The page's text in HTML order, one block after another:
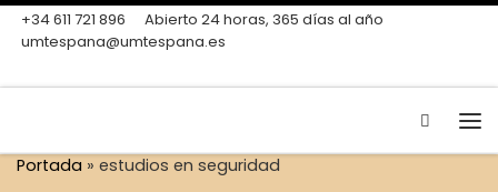
Skip to content
+34 611 721 896
Abierto 24 horas, 365 días al año
umtespana@umtespana.es
Search
Portada » estudios en seguridad